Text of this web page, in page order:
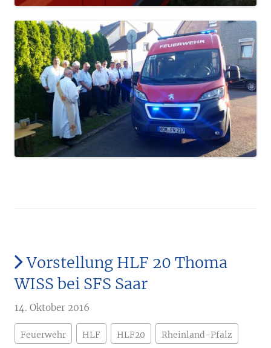
Vorstellung HLF 20 Thoma
WISS bei SFS Saar
14. Oktober 2016
Feuerwehr HLF HLF20 Rheinland-Pfalz